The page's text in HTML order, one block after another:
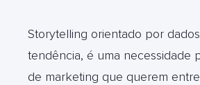
Storytelling orientado por
tendência, é uma necessidade
de marketing que querem